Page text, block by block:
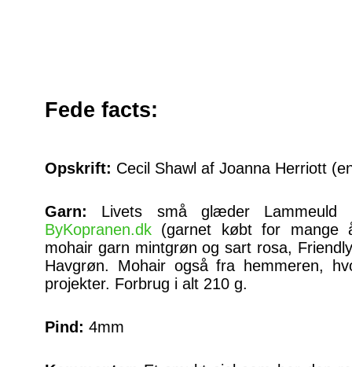
Fede facts:
Opskrift: Cecil Shawl af Joanna Herriott
Garn: Livets små glæder Lammeuld
ByKopranen.dk (garnet købt for mange
mohair garn mintgrøn og sart rosa,
Havgrøn. Mohair også fra hemmeren,
projekter. Forbrug i alt 210 g.
Pind: 4mm